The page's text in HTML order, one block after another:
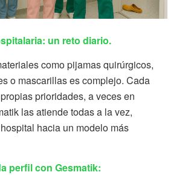
un reto diario.
como pijamas quirúrgicos,
o mascarillas es complejo. Cada
prioridades, a veces en
las atiende todas a la vez,
hacia un modelo más
perfil con Gesmatik: